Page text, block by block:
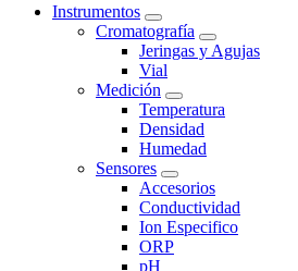
Instrumentos
Cromatografía
Jeringas y Agujas
Vial
Medición
Temperatura
Densidad
Humedad
Sensores
Accesorios
Conductividad
Ion Especifico
ORP
pH